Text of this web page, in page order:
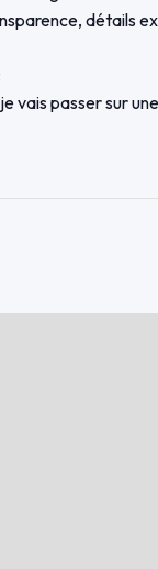
détails
vais passer sur